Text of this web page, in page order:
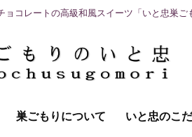
ョコレートの高級和風スイーツ「いと忠巣ご
巣ごもりについて いと忠のこ